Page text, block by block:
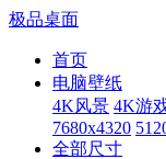
极品桌面
首页
电脑壁纸
4K风景 4K游
7680x4320
全部尺寸